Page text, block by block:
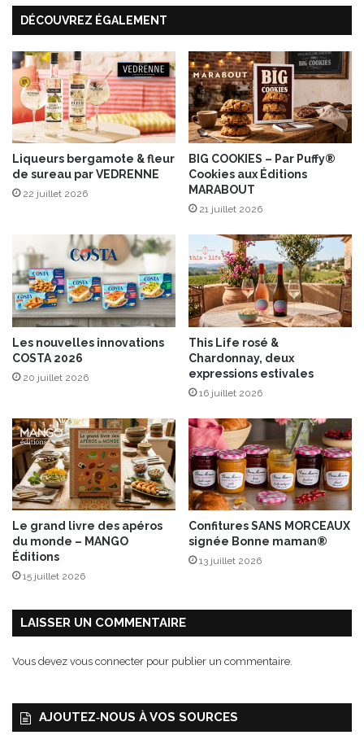
’
v
o
c
t
r
x
l
g
u
m
e
s
c
s
t
i
l
l
a
n
t
DÉCOUVREZ ÉGALEMENT
Liqueurs bergamote & fleur
de sureau par VEDRENNE
22 juillet 2026
BIG COOKIES – Par Puffy®
Cookies aux Éditions
MARABOUT
21 juillet 2026
Les nouvelles innovations
COSTA 2026
20 juillet 2026
This Life rosé &
Chardonnay, deux
expressions estivales
16 juillet 2026
Le grand livre des apéros
du monde – MANGO
Éditions
15 juillet 2026
Confitures SANS MORCEAUX
signée Bonne maman®
13 juillet 2026
LAISSER UN COMMENTAIRE
Vous devez vous connecter pour publier un commentaire.
AJOUTEZ‑NOUS À VOS SOURCES